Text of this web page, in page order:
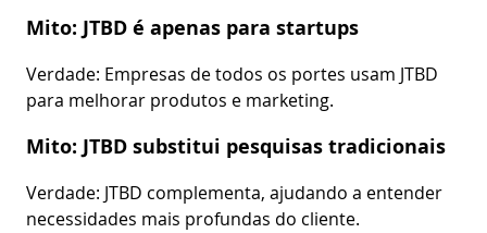
Mito: JTBD é apenas para startups
Verdade: Empresas de todos os portes usam JTBD
para melhorar produtos e marketing.
Mito: JTBD substitui pesquisas tradicionais
Verdade: JTBD complementa, ajudando a entender
necessidades mais profundas do cliente.